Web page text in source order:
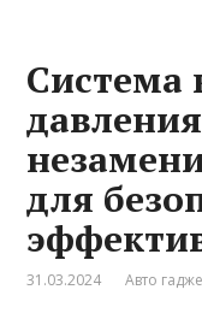
Система
для
31.03.2024 Авто